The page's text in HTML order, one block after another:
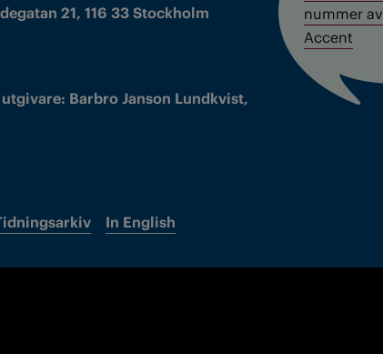
21, 116 33 Stockholm
Barbro Janson Lundkvist,
In English
nummer av
Accent